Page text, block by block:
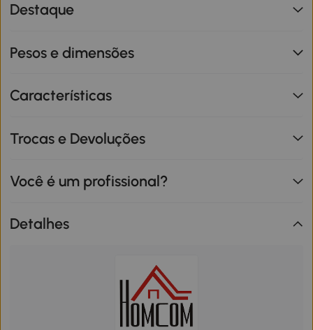
Destaque
Pesos e dimensões
Características
Trocas e Devoluções
Você é um profissional?
Detalhes